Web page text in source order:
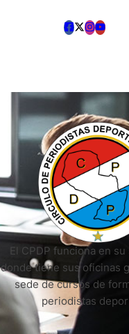
El CPDP funciona en
donde tiene sus oficinas
sede de cursos de
periodistas